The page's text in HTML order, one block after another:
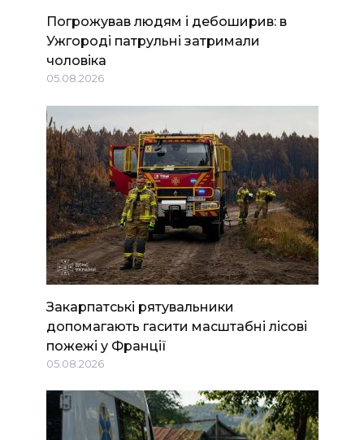
Погрожував людям і дебоширив: в
Ужгороді патрульні затримали
чоловіка
05.08.2026
Закарпатські рятувальники
допомагають гасити масштабні лісові
пожежі у Франції
05.08.2026